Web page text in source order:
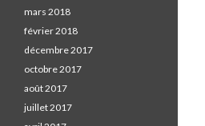
mars 2018
février 2018
décembre 2017
octobre 2017
août 2017
juillet 2017